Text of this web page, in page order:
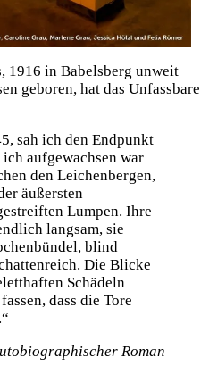
1916 in Babelsberg unweit
geboren, hat das Unfassbare
sah ich den Endpunkt
aufgewachsen war
den Leichenbergen,
äußersten
Lumpen. Ihre
langsam, sie
blind
Die Blicke
Schädeln
dass die Tore
Roman